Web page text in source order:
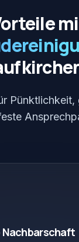
Pünktlichkeit,